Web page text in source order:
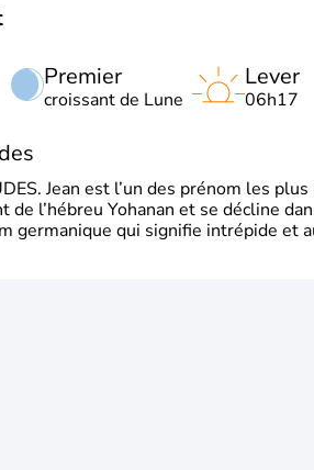
Premier
croissant de Lune
Lever
06h17
Jean est l’un des prénom les
de l’hébreu Yohanan et se décline
germanique qui signifie intrépide et